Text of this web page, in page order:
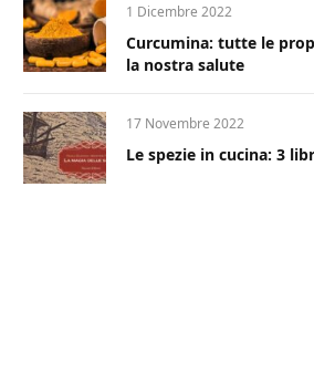
1 Dicembre 2022
Curcumina: tutte le
la nostra salute
17 Novembre 2022
Le spezie in cucina: 3